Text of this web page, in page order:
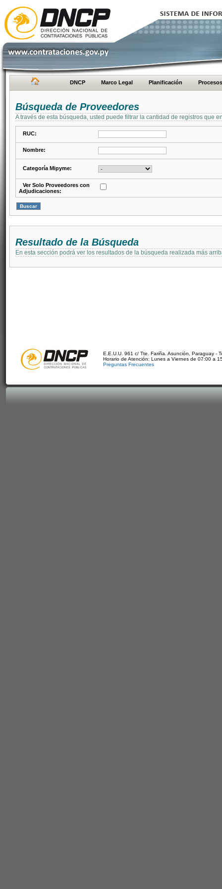
DNCP Marco Legal Planificación Procesos
Búsqueda de Proveedores
A través de esta búsqueda, usted puede filtrar la cantidad de registros que
RUC:
Nombre:
Categoría Mipyme:
Ver Solo Proveedores con
Adjudicaciones:
Resultado de la Búsqueda
En esta sección podrá ver los resultados de la búsqueda realizada más
E.E.U.U. 961 c/ Tte. Fariña. Asunción, Paraguay -
Horario de Atención: Lunes a Viernes de 07:00 a
Preguntas Frecuentes